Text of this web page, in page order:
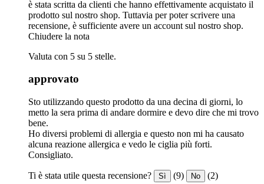
è stata scritta da clienti che hanno effettivamente acquistato il
prodotto sul nostro shop. Tuttavia per poter scrivere una
recensione, è sufficiente avere un account sul nostro shop.
Chiudere la nota
Valuta con 5 su 5 stelle.
approvato
Sto utilizzando questo prodotto da una decina di giorni, lo
metto la sera prima di andare dormire e devo dire che mi trovo
bene.
Ho diversi problemi di allergia e questo non mi ha causato
alcuna reazione allergica e vedo le ciglia più forti.
Consigliato.
Ti è stata utile questa recensione? Sì (9) No (2)